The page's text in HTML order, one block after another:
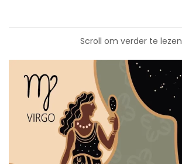
Scroll om verder te lezen